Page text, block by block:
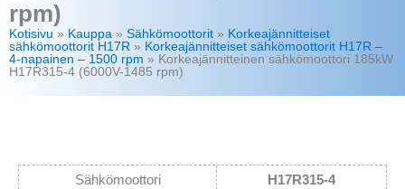
rpm)
Kotisivu » Kauppa » Sähkömoottorit » Korkeajännitteiset
sähkömoottorit H17R » Korkeajännitteiset sähkömoottorit H17R –
4-napainen – 1500 rpm » Korkeajännitteinen sähkömoottori 185kW
H17R315-4 (6000V-1485 rpm)
Sähkömoottori
H17R315-4